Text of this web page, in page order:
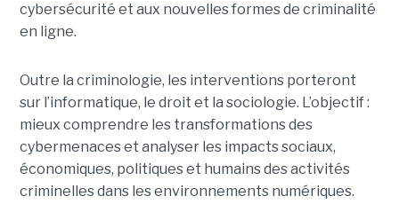
cybersécurité et aux nouvelles formes de criminalité
en ligne.
Outre la criminologie, les interventions porteront
sur l’informatique, le droit et la sociologie. L’objectif :
mieux comprendre les transformations des
cybermenaces et analyser les impacts sociaux,
économiques, politiques et humains des activités
criminelles dans les environnements numériques.